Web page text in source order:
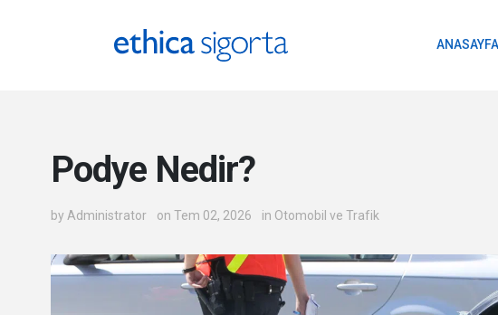
ANASAYFA
Podye Nedir?
by Administrator on Tem 02, 2026 in Otomobil ve Trafik